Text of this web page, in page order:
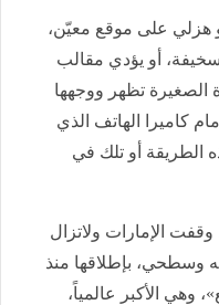
هزلي على موقع معيّن،
أو يؤدي مقالب
الصغيرة تظهر ووجهها
كاميرا الهاتف الذي
الطريقة أو تلك في
الإمارات ولاتزال
وسطحي، بإطلاقها منذ
وهي الأكبر عالمياً،